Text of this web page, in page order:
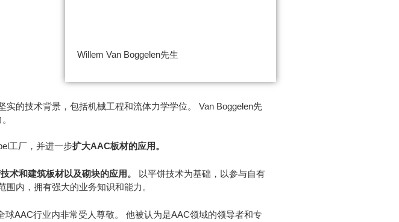
Willem Van Boggelen先生
实的技术背景，包括机械工程和流体力学学位。 Van Boggelen先
工厂，并进一步扩大AAC板材的应用。
术和建筑板材以及砌块的应用。
以平饼技术为基础，以参与自有
围内，拥有强大的业务知识和能力。
球AAC行业内非常受人尊敬。 他被认为是AAC领域的领导者和专